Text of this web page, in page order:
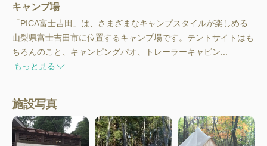
キャンプ場
「PICA富士吉田」は、さまざまなキャンプスタイルが楽しめる
山梨県富士吉田市に位置するキャンプ場です。テントサイトはも
ちろんのこと、キャンピングパオ、トレーラーキャビン...
もっと見る
施設写真